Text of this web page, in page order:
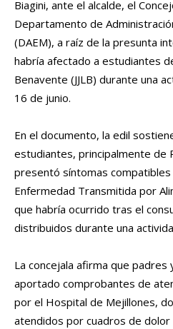
Biagini, ante el alcalde, el
Departamento de
(DAEM), a raíz de la presunta
habría afectado a estudiantes
Benavente (JJLB) durante una
16 de junio.
En el documento, la edil
estudiantes, principalmente de
presentó síntomas compatibles
Enfermedad Transmitida por
que habría ocurrido tras el
distribuidos durante una
La concejala afirma que padres
aportado comprobantes de
por el Hospital de Mejillones,
atendidos por cuadros de